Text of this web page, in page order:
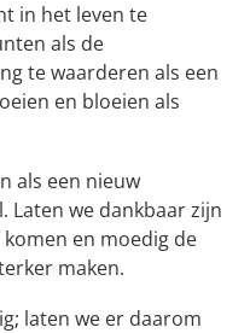
in het leven te
als de
te waarderen als een
en bloeien als
als een nieuw
Laten we dankbaar zijn
en moedig de
maken.
laten we er daarom